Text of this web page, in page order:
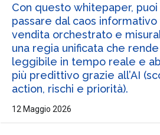
Con questo whitepaper,
passare dal caos
vendita orchestrato e
una regia unificata che
leggibile in tempo reale e
più predittivo grazie all’AI
action, rischi e priorità).
12 Maggio 2026